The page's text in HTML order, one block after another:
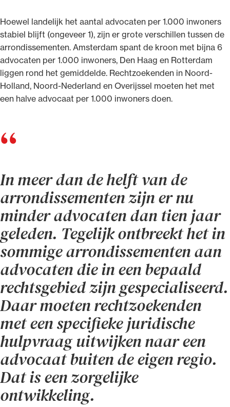
Hoewel landelijk het aantal advocaten per 1.000 inwoners
stabiel blijft (ongeveer 1), zijn er grote verschillen tussen de
arrondissementen. Amsterdam spant de kroon met bijna 6
advocaten per 1.000 inwoners, Den Haag en Rotterdam
liggen rond het gemiddelde. Rechtzoekenden in Noord-
Holland, Noord-Nederland en Overijssel moeten het met
een halve advocaat per 1.000 inwoners doen.
In meer dan de helft van de
arrondissementen zijn er nu
minder advocaten dan tien jaar
geleden. Tegelijk ontbreekt het in
sommige arrondissementen aan
advocaten die in een bepaald
rechtsgebied zijn gespecialiseerd.
Daar moeten rechtzoekenden
met een specifieke juridische
hulpvraag uitwijken naar een
advocaat buiten de eigen regio.
Dat is een zorgelijke
ontwikkeling.